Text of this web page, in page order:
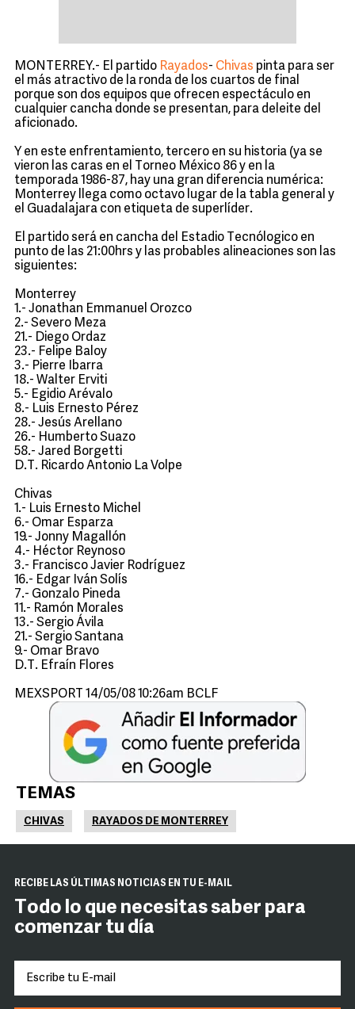
MONTERREY.- El partido Rayados- Chivas pinta para ser
el más atractivo de la ronda de los cuartos de final
porque son dos equipos que ofrecen espectáculo en
cualquier cancha donde se presentan, para deleite del
aficionado.
Y en este enfrentamiento, tercero en su historia (ya se
vieron las caras en el Torneo México 86 y en la
temporada 1986-87, hay una gran diferencia numérica:
Monterrey llega como octavo lugar de la tabla general y
el Guadalajara con etiqueta de superlíder.
El partido será en cancha del Estadio Tecnólogico en
punto de las 21:00hrs y las probables alineaciones son las
siguientes:
Monterrey
1.- Jonathan Emmanuel Orozco
2.- Severo Meza
21.- Diego Ordaz
23.- Felipe Baloy
3.- Pierre Ibarra
18.- Walter Erviti
5.- Egidio Arévalo
8.- Luis Ernesto Pérez
28.- Jesús Arellano
26.- Humberto Suazo
58.- Jared Borgetti
D.T. Ricardo Antonio La Volpe
Chivas
1.- Luis Ernesto Michel
6.- Omar Esparza
19.- Jonny Magallón
4.- Héctor Reynoso
3.- Francisco Javier Rodríguez
16.- Edgar Iván Solís
7.- Gonzalo Pineda
11.- Ramón Morales
13.- Sergio Ávila
21.- Sergio Santana
9.- Omar Bravo
D.T. Efraín Flores
MEXSPORT 14/05/08 10:26am BCLF
TEMAS
CHIVAS RAYADOS DE MONTERREY
RECIBE LAS ÚLTIMAS NOTICIAS EN TU E-MAIL
Todo lo que necesitas saber para
comenzar tu día